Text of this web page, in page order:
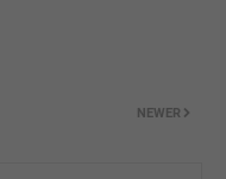
NEWER